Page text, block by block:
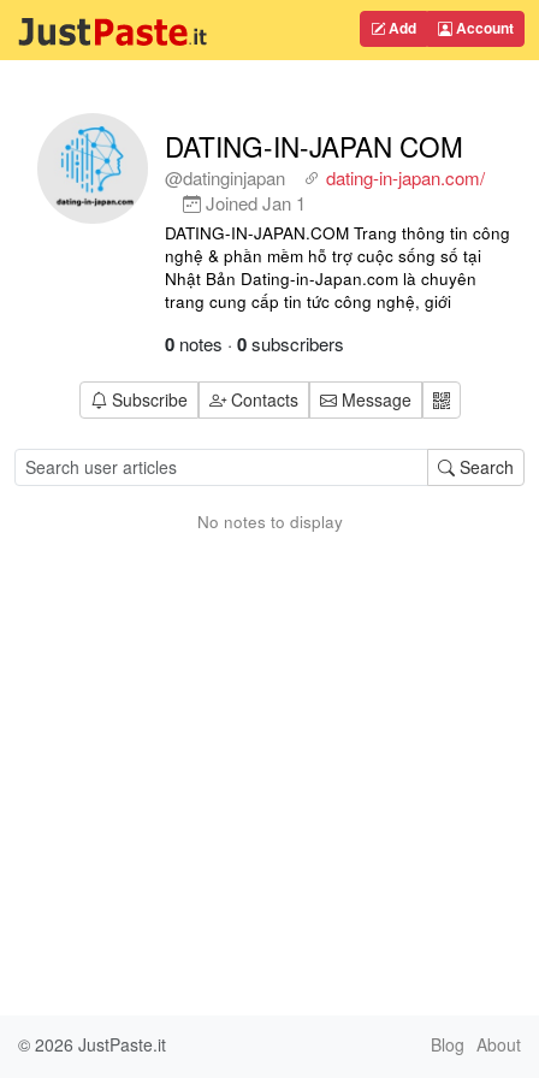
Add Account
DATING-IN-JAPAN COM
@datinginjapan
dating-in-japan.com/
JoinedJan 1
DATING-IN-JAPAN.COM Trang thông tin công
nghệ & phần mềm hỗ trợ cuộc sống số tại
Nhật Bản Dating-in-Japan.com là chuyên
trang cung cấp tin tức công nghệ, giới
0 notes · 0subscribers
Subscribe Contacts Message
Search
No notes to display
© 2026 JustPaste.it Blog About